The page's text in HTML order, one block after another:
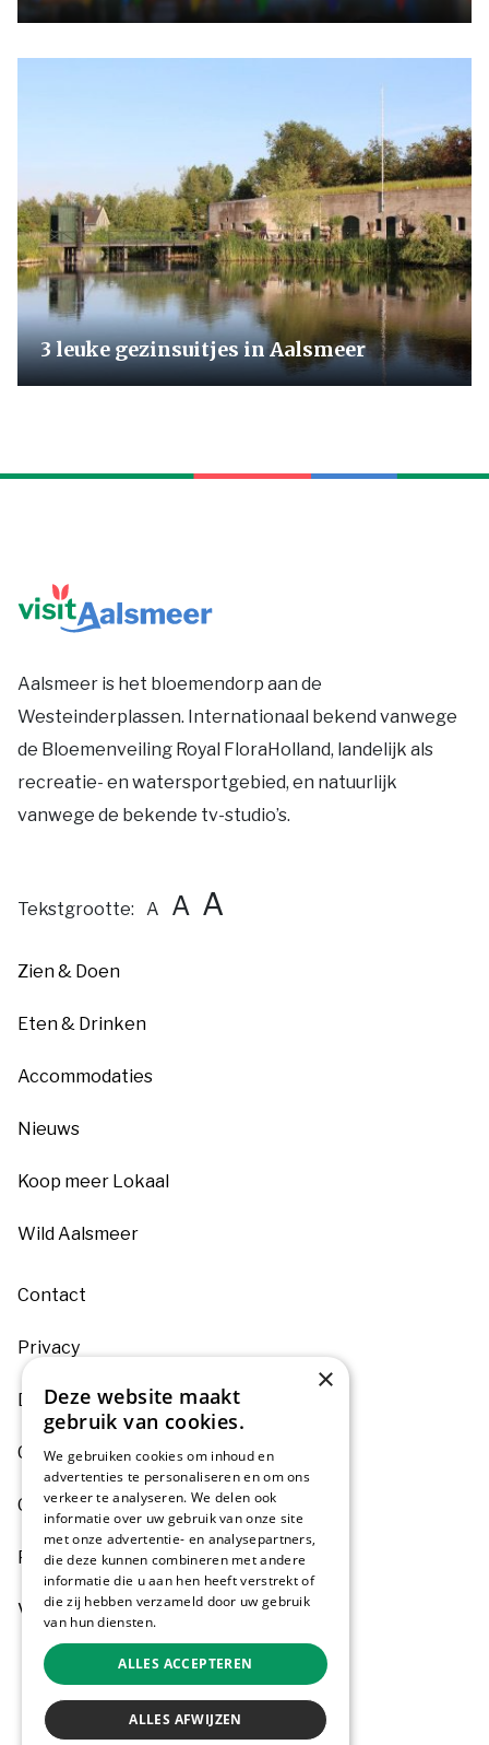
3 leuke gezinsuitjes in Aalsmeer
Aalsmeer is het bloemendorp aan de
Westeinderplassen. Internationaal bekend vanwege
de Bloemenveiling Royal FloraHolland, landelijk als
recreatie- en watersportgebied, en natuurlijk
vanwege de bekende tv-studio’s.
Tekstgrootte: A A A
Zien & Doen
Eten & Drinken
Accommodaties
Nieuws
Koop meer Lokaal
Wild Aalsmeer
Contact
Privacy
Disclaimer
Colofon
Gemeente Aalsmeer
Pers
Voor ondernemers
×
Deze website maakt
gebruik van cookies.
We gebruiken cookies om inhoud en
advertenties te personaliseren en om ons
verkeer te analyseren. We delen ook
informatie over uw gebruik van onze site
met onze advertentie- en analysepartners,
die deze kunnen combineren met andere
informatie die u aan hen heeft verstrekt of
die zij hebben verzameld door uw gebruik
van hun diensten.
ALLES ACCEPTEREN
ALLES AFWIJZEN